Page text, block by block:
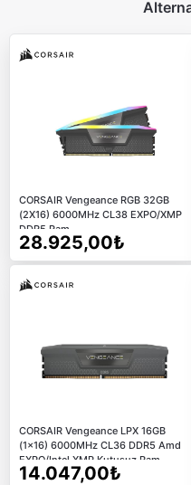
CORSAIR Vengeance RGB 32GB
(2X16) 6000MHz CL38 EXPO/XMP
DDR5 Ram
28.925,00₺
CORSAIR Vengeance LPX 16GB
(1x16) 6000MHz CL36 DDR5 Amd
EXPO/Intel XMP Kutusuz Ram
14.047,00₺